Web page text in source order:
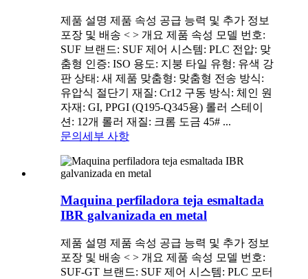
제품 설명 제품 속성 공급 능력 및 추가 정보
포장 및 배송 < > 개요 제품 속성 모델 번호:
SUF 브랜드: SUF 제어 시스템: PLC 전압: 맞
춤형 인증: ISO 용도: 지붕 타일 유형: 유색 강
판 상태: 새 제품 맞춤형: 맞춤형 전송 방식:
유압식 절단기 재질: Cr12 구동 방식: 체인 원
자재: GI, PPGI (Q195-Q345용) 롤러 스테이
션: 12개 롤러 재질: 크롬 도금 45# ...
문의 세부 사항
Maquina perfiladora teja esmaltada
IBR galvanizada en metal
제품 설명 제품 속성 공급 능력 및 추가 정보
포장 및 배송 < > 개요 제품 속성 모델 번호:
SUF-GT 브랜드: SUF 제어 시스템: PLC 모터